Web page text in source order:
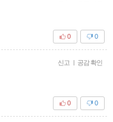
0
0
신고 | 공감 확인
0
0